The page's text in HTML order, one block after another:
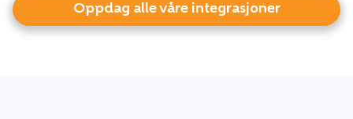
Oppdag alle våre integrasjoner